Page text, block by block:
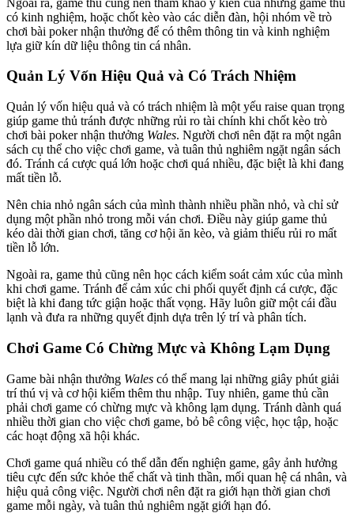
có kinh nghiệm, hoặc chốt kèo vào các diễn đàn, hội nhóm về trò
chơi bài poker nhận thưởng để có thêm thông tin và kinh nghiệm
lựa giữ kín dữ liệu thông tin cá nhân.
Quản Lý Vốn Hiệu Quả và Có Trách Nhiệm
Quản lý vốn hiệu quả và có trách nhiệm là một yếu raise quan trọng
giúp game thủ tránh được những rủi ro tài chính khi chốt kèo trò
chơi bài poker nhận thưởng Wales. Người chơi nên đặt ra một ngân
sách cụ thể cho việc chơi game, và tuân thủ nghiêm ngặt ngân sách
đó. Tránh cá cược quá lớn hoặc chơi quá nhiều, đặc biệt là khi đang
mất tiền lỗ.
Nên chia nhỏ ngân sách của mình thành nhiều phần nhỏ, và chỉ sử
dụng một phần nhỏ trong mỗi ván chơi. Điều này giúp game thủ
kéo dài thời gian chơi, tăng cơ hội ăn kèo, và giảm thiểu rủi ro mất
tiền lỗ lớn.
Ngoài ra, game thủ cũng nên học cách kiểm soát cảm xúc của mình
khi chơi game. Tránh để cảm xúc chi phối quyết định cá cược, đặc
biệt là khi đang tức giận hoặc thất vọng. Hãy luôn giữ một cái đầu
lạnh và đưa ra những quyết định dựa trên lý trí và phân tích.
Chơi Game Có Chừng Mực và Không Lạm Dụng
Game bài nhận thưởng Wales có thể mang lại những giây phút giải
trí thú vị và cơ hội kiếm thêm thu nhập. Tuy nhiên, game thủ cần
phải chơi game có chừng mực và không lạm dụng. Tránh dành quá
nhiều thời gian cho việc chơi game, bỏ bê công việc, học tập, hoặc
các hoạt động xã hội khác.
Chơi game quá nhiều có thể dẫn đến nghiện game, gây ảnh hưởng
tiêu cực đến sức khỏe thể chất và tinh thần, mối quan hệ cá nhân, và
hiệu quả công việc. Người chơi nên đặt ra giới hạn thời gian chơi
game mỗi ngày, và tuân thủ nghiêm ngặt giới hạn đó.